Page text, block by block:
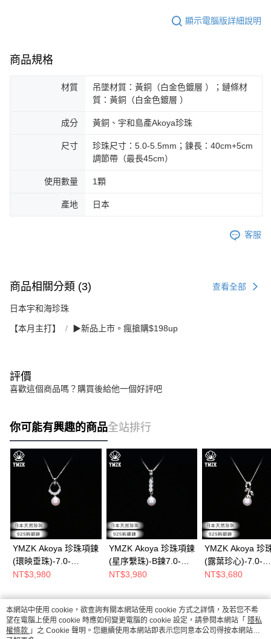
顯示電腦版詳細說明
商品規格
材質
吊墜材質：黃銅（白金色鍍層 ）；鏈條材
質：黃銅（白金色鍍層 ）
成分 黃銅、宇和島產Akoya珍珠
尺寸
珍珠尺寸：5.0-5.5mm；鍊長：40cm+5cm
調節帶（最長45cm）
使用數量 1顆
產地 日本
客服
商品相關分類 (3) 查看全部
日本宇和海珍珠
【本月主打】 ▶新品上市。瘋搶購$198up
評價
喜歡這個商品嗎？購買後給他一個好評吧
你可能有興趣的商品全站排行
YMZK Akoya 珍珠項鍊
(環映垂珠)-7.0-
7.5mm/日本珍珠項
媛
NT$3,980
YMZK Akoya 珍珠項鍊
(星序繫珠)-B鍊7.0-
7.5mm/珍珠項鍊/天然
NT$3,980
YMZK Akoya 珍
(露葉珍心)-7.0-
7.5mm/日本珍珠
媛
NT$3,680
熱門標籤
本網站中使用 cookie，欲查詢有關本網站使用 cookie 方式之詳情，及若您不希
望在電腦上使用 cookie 時應如何變更電腦的 cookie 設定，請參閱本網站「 隱私
權條款 」之 Cookie 聲明。您繼續使用本網站即表示您同意本公司得按本網站使